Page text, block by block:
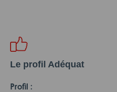
Le profil Adéquat
Profil :